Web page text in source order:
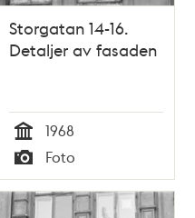
Storgatan 14-16.
Detaljer av fasaden
Tid
1968
Typ
Foto